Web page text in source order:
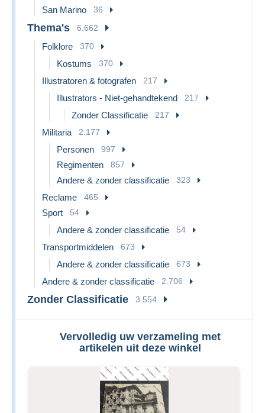
San Marino 36
Thema's 6.662
Folklore 370
Kostums 370
Illustratoren & fotografen 217
Illustrators - Niet-gehandtekend 217
Zonder Classificatie 217
Militaria 2.177
Personen 997
Regimenten 857
Andere & zonder classificatie 323
Reclame 465
Sport 54
Andere & zonder classificatie 54
Transportmiddelen 673
Andere & zonder classificatie 673
Andere & zonder classificatie 2.706
Zonder Classificatie 3.554
Vervolledig uw verzameling met
artikelen uit deze winkel